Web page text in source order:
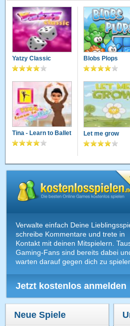
Yatzy Classic Blobs Plops
Tina - Learn to Ballet Let me grow
Verwalte einfach Deine
schreibe Kommentare und trete in
Kontakt mit deinen Mitspielern.
Gaming-Fans sind bereits dabei
warten darauf gegen dich zu
Jetzt kostenlos anmelden
Neue Spiele